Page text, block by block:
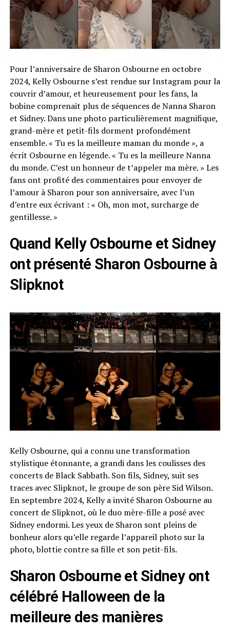
Pour l’anniversaire de Sharon Osbourne en octobre
2024, Kelly Osbourne s’est rendue sur Instagram pour la
couvrir d’amour, et heureusement pour les fans, la
bobine comprenait plus de séquences de Nanna Sharon
et Sidney. Dans une photo particulièrement magnifique,
grand-mère et petit-fils dorment profondément
ensemble. « Tu es la meilleure maman du monde », a
écrit Osbourne en légende. « Tu es la meilleure Nanna
du monde. C’est un honneur de t’appeler ma mère. » Les
fans ont profité des commentaires pour envoyer de
l’amour à Sharon pour son anniversaire, avec l’un
d’entre eux écrivant : « Oh, mon mot, surcharge de
gentillesse. »
Quand Kelly Osbourne et Sidney
ont présenté Sharon Osbourne à
Slipknot
Kelly Osbourne, qui a connu une transformation
stylistique étonnante, a grandi dans les coulisses des
concerts de Black Sabbath. Son fils, Sidney, suit ses
traces avec Slipknot, le groupe de son père Sid Wilson.
En septembre 2024, Kelly a invité Sharon Osbourne au
concert de Slipknot, où le duo mère-fille a posé avec
Sidney endormi. Les yeux de Sharon sont pleins de
bonheur alors qu’elle regarde l’appareil photo sur la
photo, blottie contre sa fille et son petit-fils.
Sharon Osbourne et Sidney ont
célébré Halloween de la
meilleure des manières